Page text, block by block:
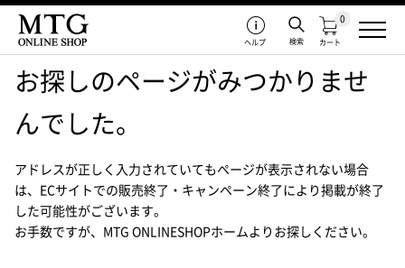
カート
0
検索
ヘルプ
お探しのページがみつかりませ
んでした。
アドレスが正しく入力されていてもページが表示されない場合
は、
ECサイトでの販売終了・キャンペーン終了により掲載が終了
した可能性がございます。
お手数ですが、MTG ONLINESHOPホームよりお探しください。